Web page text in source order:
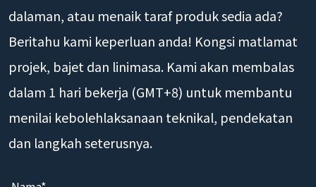
(atau perluasan ciri), ciri AI, sistem enterprise
dalaman, atau menaik taraf produk sedia ada?
Beritahu kami keperluan anda! Kongsi matlamat
projek, bajet dan linimasa. Kami akan membalas
dalam 1 hari bekerja (GMT+8) untuk membantu
menilai kebolehlaksanaan teknikal, pendekatan